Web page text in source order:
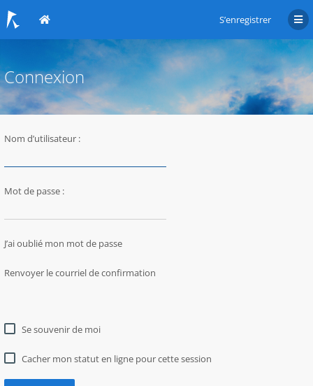
S’enregistrer
Connexion
Nom d’utilisateur :
Mot de passe :
J’ai oublié mon mot de passe
Renvoyer le courriel de confirmation
Se souvenir de moi
Cacher mon statut en ligne pour cette session